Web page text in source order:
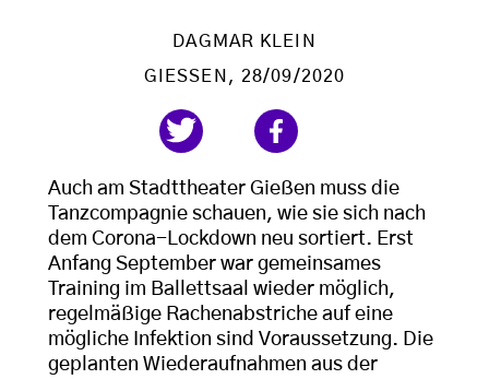
DAGMAR KLEIN
GIESSEN
, 28/09/2020
Auch am Stadttheater Gießen muss die
Tanzcompagnie schauen, wie sie sich nach
dem Corona-Lockdown neu sortiert. Erst
Anfang September war gemeinsames
Training im Ballettsaal wieder möglich,
regelmäßige Rachenabstriche auf eine
mögliche Infektion sind Voraussetzung. Die
geplanten Wiederaufnahmen aus der